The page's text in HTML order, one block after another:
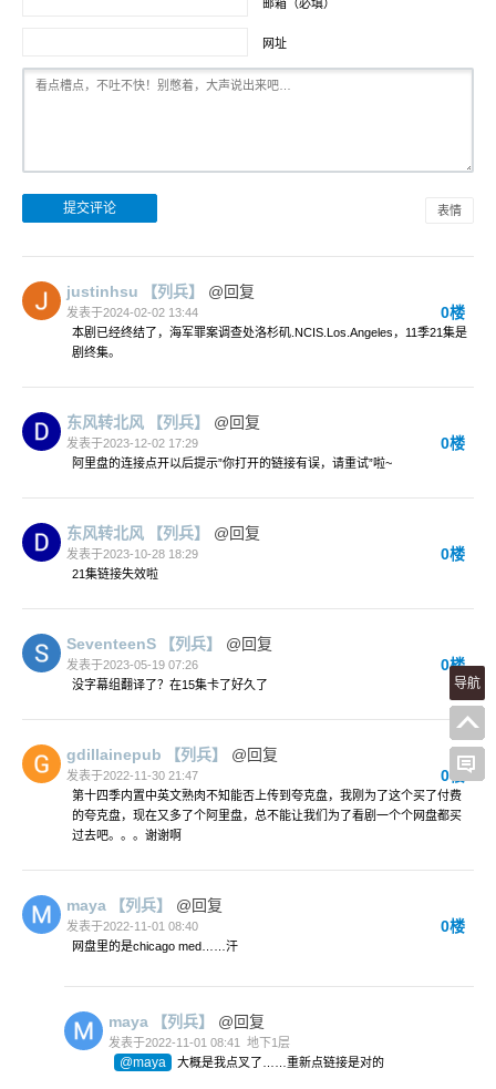
邮箱（必填）
网址
表情
justinhsu 【列兵】 @回复
发表于2024-02-02 13:44 0楼
本剧已经终结了，海军罪案调查处洛杉矶.NCIS.Los.Angeles，11季21集是
剧终集。
东风转北风 【列兵】 @回复
发表于2023-12-02 17:29 0楼
阿里盘的连接点开以后提示”你打开的链接有误，请重试”啦~
东风转北风 【列兵】 @回复
发表于2023-10-28 18:29 0楼
21集链接失效啦
SeventeenS 【列兵】 @回复
发表于2023-05-19 07:26 0楼
没字幕组翻译了？在15集卡了好久了
gdillainepub 【列兵】 @回复
发表于2022-11-30 21:47 0楼
第十四季内置中英文熟肉不知能否上传到夸克盘，我刚为了这个买了付费
的夸克盘，现在又多了个阿里盘，总不能让我们为了看剧一个个网盘都买
过去吧。。。谢谢啊
maya 【列兵】 @回复
发表于2022-11-01 08:40 0楼
网盘里的是chicago med……汗
maya 【列兵】 @回复
发表于2022-11-01 08:41 地下1层
@maya 大概是我点叉了……重新点链接是对的
导航